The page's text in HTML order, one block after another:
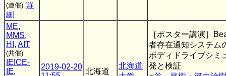
(連催) [詳
細]
ME,
MMS,
HI , AIT
(共催)
IEICE-
IE,
2019-02-20
北海道
北海道
［ポスター講演］
者存在通知システム
ボディドライブシミ
発と検証